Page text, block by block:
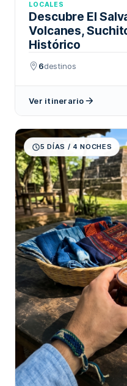
LOCALES
Descubre El
Volcanes,
Histórico
6destinos
Ver itinerario
5 DÍAS / 4 NOCHES